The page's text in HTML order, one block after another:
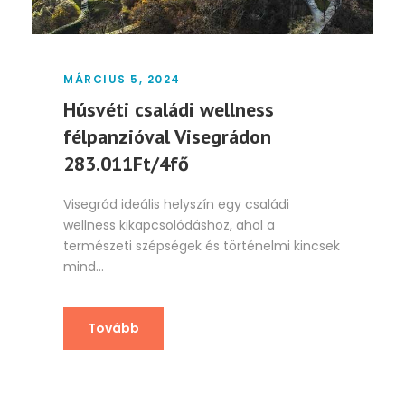
MÁRCIUS 5, 2024
Húsvéti családi wellness
félpanzióval Visegrádon
283.011Ft/4fő
Visegrád ideális helyszín egy családi
wellness kikapcsolódáshoz, ahol a
természeti szépségek és történelmi kincsek
mind...
Tovább